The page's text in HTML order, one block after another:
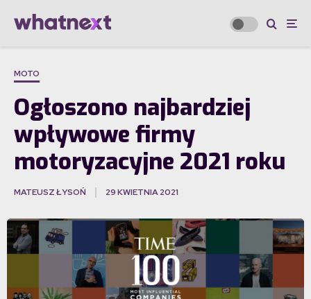
MOTO
Ogłoszono najbardziej
wpływowe firmy
motoryzacyjne 2021 roku
MATEUSZ ŁYSOŃ 29 KWIETNIA 2021